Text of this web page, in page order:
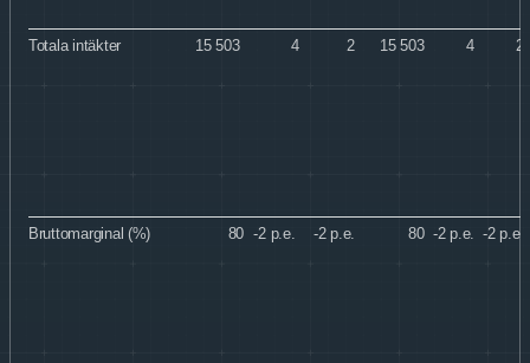
Totala intäkter 15 503 4 2 15 503 4 2
Bruttomarginal (%) 80 -2 p.e. -2 p.e. 80 -2 p.e. -2 p.e.